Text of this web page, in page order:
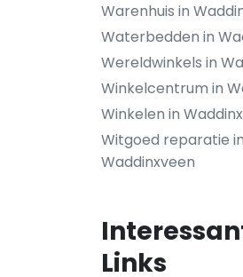
Warenhuis in
Waterbedden in
Wereldwinkels in
Winkelcentrum in
Winkelen in
Witgoed reparatie in
Waddinxveen
Links